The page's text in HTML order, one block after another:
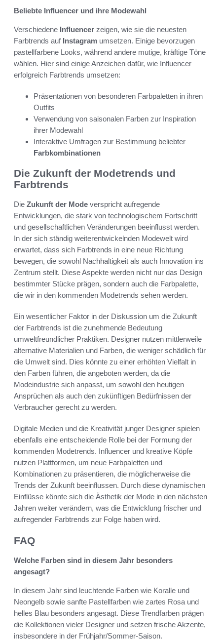
Beliebte Influencer und ihre Modewahl
Verschiedene Influencer zeigen, wie sie die neuesten
Farbtrends auf Instagram umsetzen. Einige bevorzugen
pastellfarbene Looks, während andere mutige, kräftige Töne
wählen. Hier sind einige Anzeichen dafür, wie Influencer
erfolgreich Farbtrends umsetzen:
Präsentationen von besonderen Farbpaletten in ihren
Outfits
Verwendung von saisonalen Farben zur Inspiration
ihrer Modewahl
Interaktive Umfragen zur Bestimmung beliebter
Farbkombinationen
Die Zukunft der Modetrends und
Farbtrends
Die Zukunft der Mode verspricht aufregende
Entwicklungen, die stark von technologischem Fortschritt
und gesellschaftlichen Veränderungen beeinflusst werden.
In der sich ständig weiterentwickelnden Modewelt wird
erwartet, dass sich Farbtrends in eine neue Richtung
bewegen, die sowohl Nachhaltigkeit als auch Innovation ins
Zentrum stellt. Diese Aspekte werden nicht nur das Design
bestimmter Stücke prägen, sondern auch die Farbpalette,
die wir in den kommenden Modetrends sehen werden.
Ein wesentlicher Faktor in der Diskussion um die Zukunft
der Farbtrends ist die zunehmende Bedeutung
umweltfreundlicher Praktiken. Designer nutzen mittlerweile
alternative Materialien und Farben, die weniger schädlich für
die Umwelt sind. Dies könnte zu einer erhöhten Vielfalt in
den Farben führen, die angeboten werden, da die
Modeindustrie sich anpasst, um sowohl den heutigen
Ansprüchen als auch den zukünftigen Bedürfnissen der
Verbraucher gerecht zu werden.
Digitale Medien und die Kreativität junger Designer spielen
ebenfalls eine entscheidende Rolle bei der Formung der
kommenden Modetrends. Influencer und kreative Köpfe
nutzen Plattformen, um neue Farbpaletten und
Kombinationen zu präsentieren, die möglicherweise die
Trends der Zukunft beeinflussen. Durch diese dynamischen
Einflüsse könnte sich die Ästhetik der Mode in den nächsten
Jahren weiter verändern, was die Entwicklung frischer und
aufregender Farbtrends zur Folge haben wird.
FAQ
Welche Farben sind in diesem Jahr besonders
angesagt?
In diesem Jahr sind leuchtende Farben wie Koralle und
Neongelb sowie sanfte Pastellfarben wie zartes Rosa und
helles Blau besonders angesagt. Diese Trendfarben prägen
die Kollektionen vieler Designer und setzen frische Akzente,
insbesondere in der Frühjahr/Sommer-Saison.